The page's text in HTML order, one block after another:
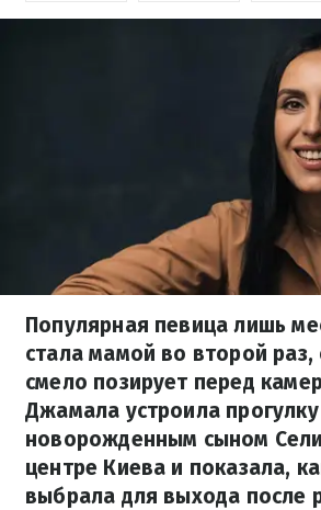
Популярная певица лишь
стала мамой во второй
смело позирует перед
Джамала устроила прогулку
новорожденным сыном
центре Киева и показала,
выбрала для выхода после